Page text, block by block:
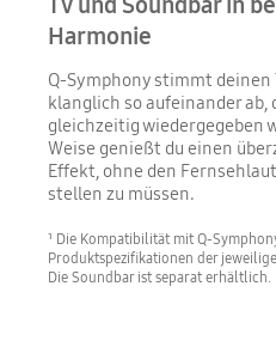
Harmonie
Q-Symphony stimmt deinen
klanglich so aufeinander ab,
gleichzeitig wiedergegeben
Weise genießt du einen
Effekt, ohne den
stellen zu müssen.
¹ Die Kompatibilität mit Q-
Produktspezifikationen der
Die Soundbar ist separat erhältlich.